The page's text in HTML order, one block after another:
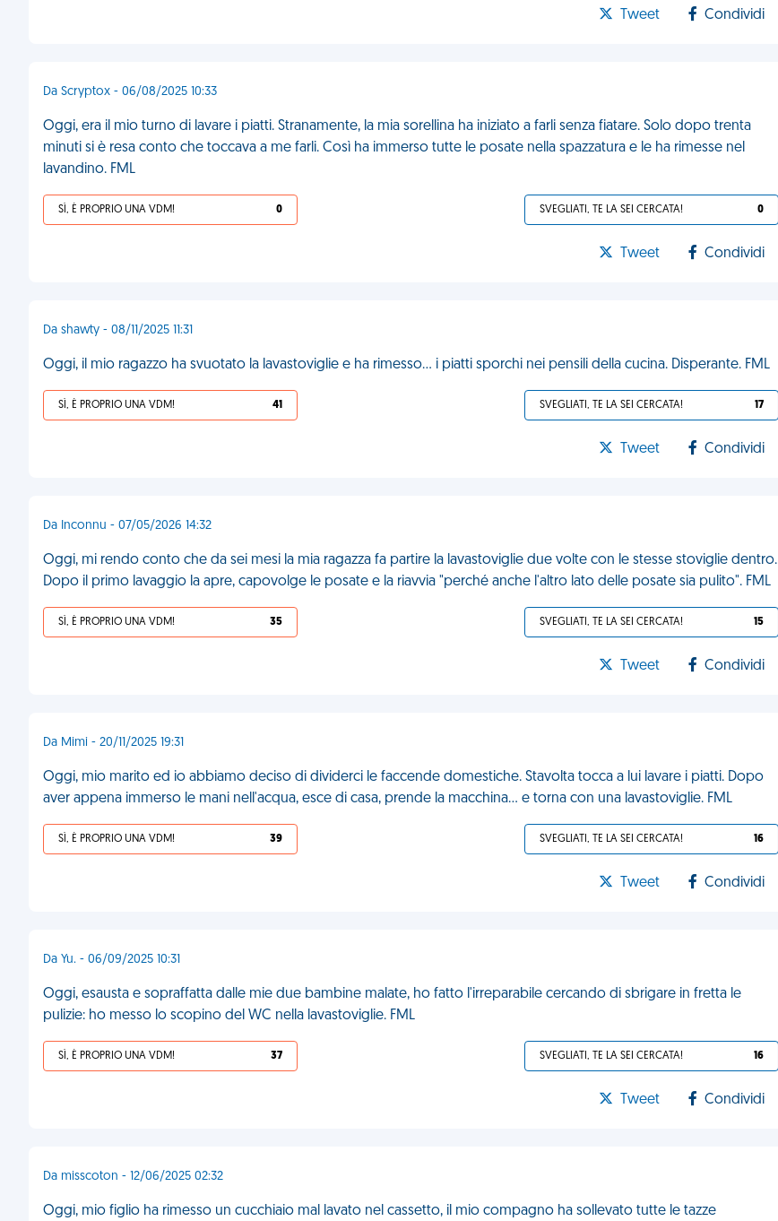
Tweet Condividi
Da Scryptox - 06/08/2025 10:33
Oggi, era il mio turno di lavare i piatti. Stranamente, la mia sorellina ha iniziato a farli senza fiatare. Solo dopo trenta
minuti si è resa conto che toccava a me farli. Così ha immerso tutte le posate nella spazzatura e le ha rimesse nel
lavandino. FML
SÌ, È PROPRIO UNA VDM! 0 SVEGLIATI, TE LA SEI CERCATA! 0
Tweet Condividi
Da shawty - 08/11/2025 11:31
Oggi, il mio ragazzo ha svuotato la lavastoviglie e ha rimesso... i piatti sporchi nei pensili della cucina. Disperante. FML
SÌ, È PROPRIO UNA VDM! 41 SVEGLIATI, TE LA SEI CERCATA! 17
Tweet Condividi
Da Inconnu - 07/05/2026 14:32
Oggi, mi rendo conto che da sei mesi la mia ragazza fa partire la lavastoviglie due volte con le stesse stoviglie dentro.
Dopo il primo lavaggio la apre, capovolge le posate e la riavvia "perché anche l'altro lato delle posate sia pulito". FML
SÌ, È PROPRIO UNA VDM! 35 SVEGLIATI, TE LA SEI CERCATA! 15
Tweet Condividi
Da Mimi - 20/11/2025 19:31
Oggi, mio marito ed io abbiamo deciso di dividerci le faccende domestiche. Stavolta tocca a lui lavare i piatti. Dopo
aver appena immerso le mani nell'acqua, esce di casa, prende la macchina... e torna con una lavastoviglie. FML
SÌ, È PROPRIO UNA VDM! 39 SVEGLIATI, TE LA SEI CERCATA! 16
Tweet Condividi
Da Yu. - 06/09/2025 10:31
Oggi, esausta e sopraffatta dalle mie due bambine malate, ho fatto l'irreparabile cercando di sbrigare in fretta le
pulizie: ho messo lo scopino del WC nella lavastoviglie. FML
SÌ, È PROPRIO UNA VDM! 37 SVEGLIATI, TE LA SEI CERCATA! 16
Tweet Condividi
Da misscoton - 12/06/2025 02:32
Oggi, mio figlio ha rimesso un cucchiaio mal lavato nel cassetto, il mio compagno ha sollevato tutte le tazze